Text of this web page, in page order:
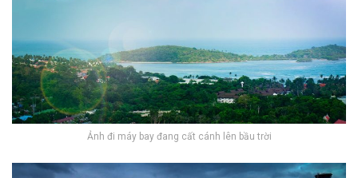
Ảnh đi máy bay đang cất cánh lên bầu trời